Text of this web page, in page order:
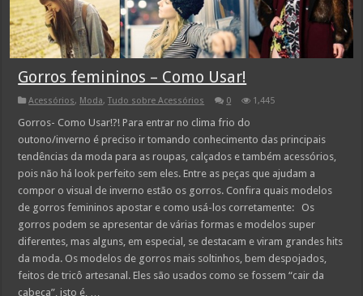
Gorros femininos – Como Usar!
Acessórios, Moda,Tudo sobre Acessórios 0 1,445
Gorros- Como Usar!?! Para entrar no clima frio do
outono/inverno é preciso ir tomando conhecimento das principais
tendências da moda para as roupas, calçados e também acessórios,
pois não há look perfeito sem eles. Entre as peças que ajudam a
compor o visual de inverno estão os gorros. Confira quais modelos
de gorros femininos apostar e como usá-los corretamente: Os
gorros podem se apresentar de várias formas e modelos super
diferentes, mas alguns, em especial, se destacam e viram grandes hits
da moda. Os modelos de gorros mais soltinhos, bem despojados,
feitos de tricô artesanal. Eles são usados como se fossem “cair da
cabeça”, isto é, …